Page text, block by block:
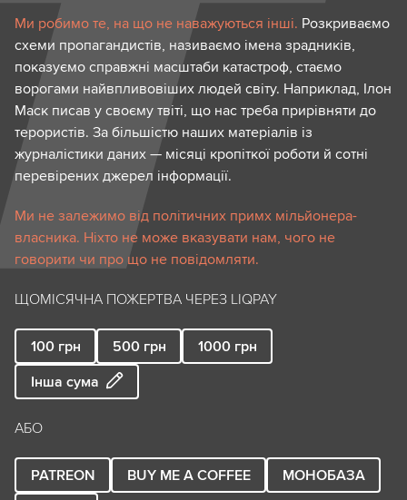
Ми робимо те, на що не наважуються інші. Розкриваємо
схеми пропагандистів, називаємо імена зрадників,
показуємо справжні масштаби катастроф, стаємо
ворогами найвпливовіших людей світу. Наприклад, Ілон
Маск писав у своєму твіті, що нас треба прирівняти до
терористів. За більшістю наших матеріалів із
журналістики даних — місяці кропіткої роботи й сотні
перевірених джерел інформації.
Ми не залежимо від політичних примх мільйонера-
власника. Ніхто не може вказувати нам, чого не
говорити чи про що не повідомляти.
ЩОМІСЯЧНА ПОЖЕРТВА ЧЕРЕЗ LIQPAY
100 грн 500 грн 1000 грн
Інша сума
АБО
PATREON BUY ME A COFFEE
МОНОБАЗА